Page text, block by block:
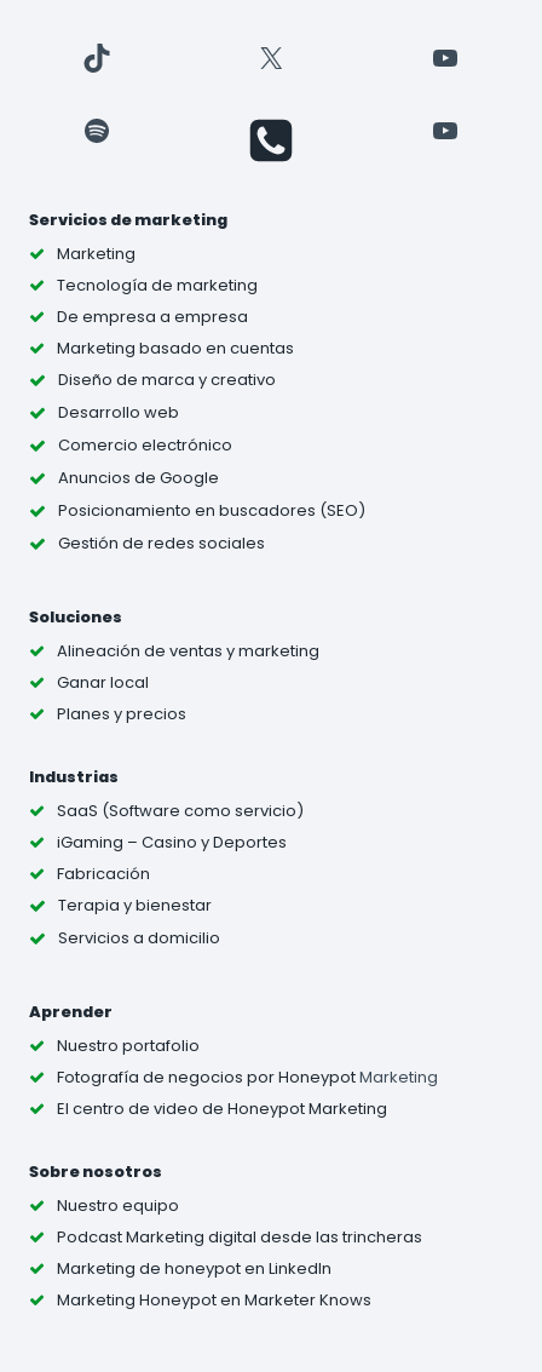
TikTok X YouTube
Spotify YouTube
Servicios de marketing
Marketing
Tecnología de marketing
De empresa a empresa
Marketing basado en cuentas
Diseño de marca y creativo
Desarrollo web
Comercio electrónico
Anuncios de Google
Posicionamiento en buscadores (SEO)
Gestión de redes sociales
Soluciones
Alineación de ventas y marketing
Ganar local
Planes y precios
Industrias
SaaS (Software como servicio)
iGaming – Casino y Deportes
Fabricación
Terapia y bienestar
Servicios a domicilio
Aprender
Nuestro portafolio
Fotografía de negocios por HoneypotMarketing
El centro de video de Honeypot Marketing
Sobre nosotros
Nuestro equipo
Podcast Marketing digital desde las trincheras
Marketing de honeypot en LinkedIn
Marketing Honeypot en Marketer Knows